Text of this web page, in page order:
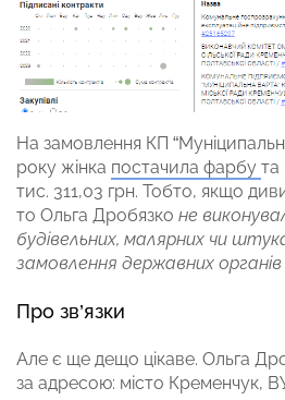
На замовлення КП
року жінка постачила фарбу та
тис. 311,03 грн. Тобто, якщо
то Ольга Дробязко не
будівельних, малярних чи
замовлення державних органів
Про зв’язки
Але є ще дещо цікаве. Ольга
за адресою: місто Кременчук,